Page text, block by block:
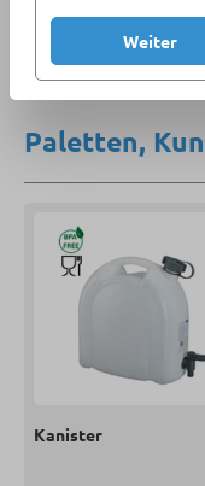
Weiter
Paletten,
Kanister